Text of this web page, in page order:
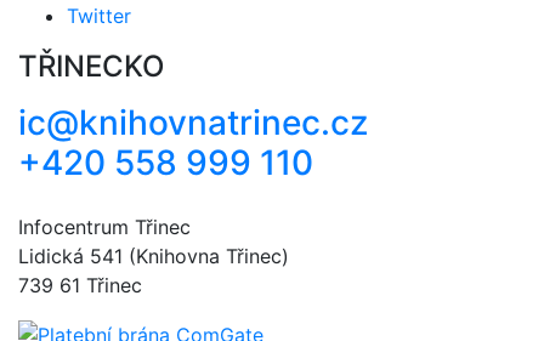
Twitter
TŘINECKO
ic@knihovnatrinec.cz
+420 558 999 110
Infocentrum Třinec
Lidická 541 (Knihovna Třinec)
739 61 Třinec